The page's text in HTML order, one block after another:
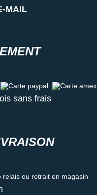
MAIL
Carte paypal Carte amex
sans frais
ou retrait en magasin